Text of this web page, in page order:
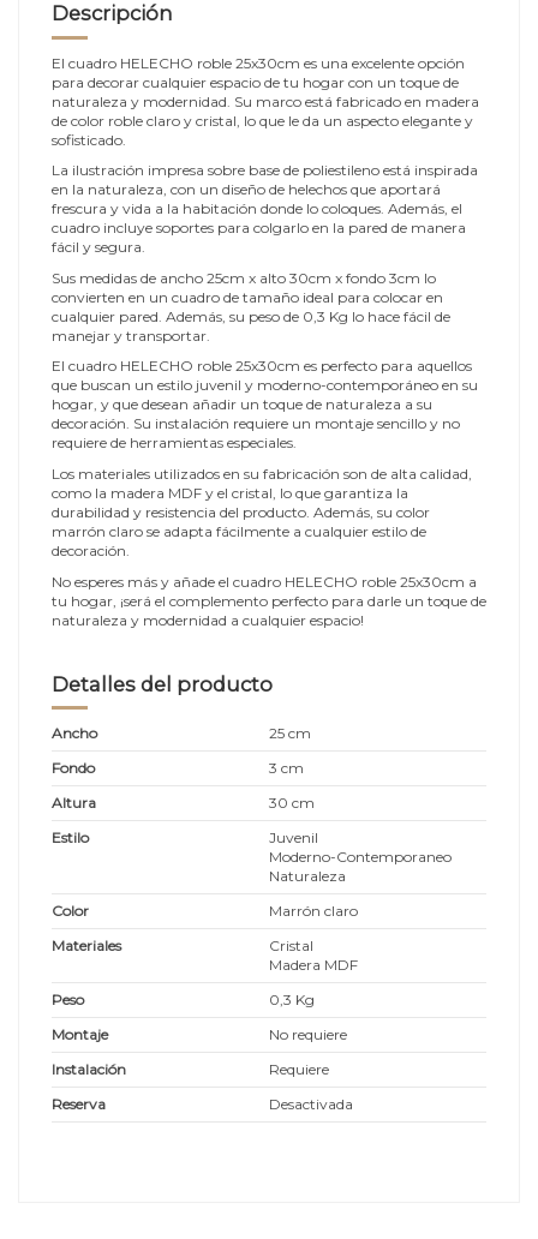
Descripción
El cuadro HELECHO roble 25x30cm es una excelente opción
para decorar cualquier espacio de tu hogar con un toque de
naturaleza y modernidad. Su marco está fabricado en madera
de color roble claro y cristal, lo que le da un aspecto elegante y
sofisticado.
La ilustración impresa sobre base de poliestileno está inspirada
en la naturaleza, con un diseño de helechos que aportará
frescura y vida a la habitación donde lo coloques. Además, el
cuadro incluye soportes para colgarlo en la pared de manera
fácil y segura.
Sus medidas de ancho 25cm x alto 30cm x fondo 3cm lo
convierten en un cuadro de tamaño ideal para colocar en
cualquier pared. Además, su peso de 0,3 Kg lo hace fácil de
manejar y transportar.
El cuadro HELECHO roble 25x30cm es perfecto para aquellos
que buscan un estilo juvenil y moderno-contemporáneo en su
hogar, y que desean añadir un toque de naturaleza a su
decoración. Su instalación requiere un montaje sencillo y no
requiere de herramientas especiales.
Los materiales utilizados en su fabricación son de alta calidad,
como la madera MDF y el cristal, lo que garantiza la
durabilidad y resistencia del producto. Además, su color
marrón claro se adapta fácilmente a cualquier estilo de
decoración.
No esperes más y añade el cuadro HELECHO roble 25x30cm a
tu hogar, ¡será el complemento perfecto para darle un toque de
naturaleza y modernidad a cualquier espacio!
Detalles del producto
Ancho
25 cm
Fondo
3 cm
Altura
30 cm
Estilo
Juvenil
Moderno-Contemporaneo
Naturaleza
Color
Marrón claro
Materiales
Cristal
Madera MDF
Peso
0,3 Kg
Montaje
No requiere
Instalación
Requiere
Reserva
Desactivada